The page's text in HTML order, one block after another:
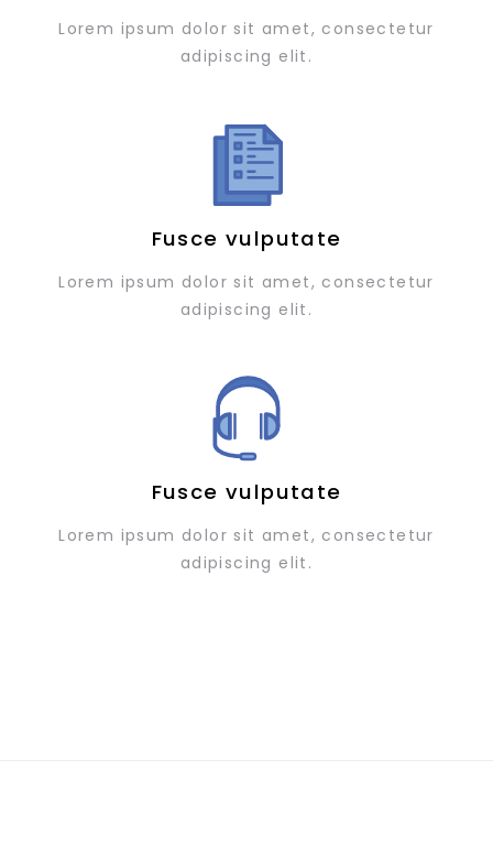
Lorem ipsum dolor sit amet, consectetur
adipiscing elit.
Fusce vulputate
Lorem ipsum dolor sit amet, consectetur
adipiscing elit.
Fusce vulputate
Lorem ipsum dolor sit amet, consectetur
adipiscing elit.